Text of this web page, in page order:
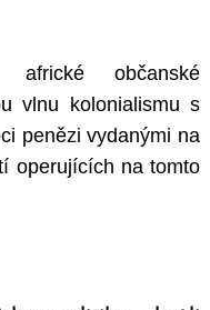
africké občanské
vlnu kolonialismu s
penězi vydanými na
operujících na tomto